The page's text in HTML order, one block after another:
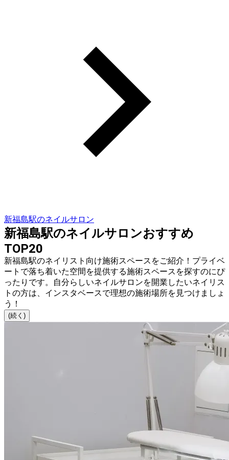
新福島駅のネイルサロン
新福島駅のネイルサロンおすすめ
TOP20
新福島駅のネイリスト向け施術スペースをご紹介！プライベ
ートで落ち着いた空間を提供する施術スペースを探すのにぴ
ったりです。自分らしいネイルサロンを開業したいネイリス
トの方は、インスタベースで理想の施術場所を見つけましょ
う！
(続く)